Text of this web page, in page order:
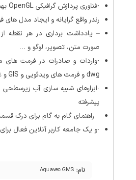
-فناوری پردازش گرافیکی OpenGL بهبود یافته است
رندر واقع گرایانه و ایجاد مدل های
– یادداشت برداری در هر نقطه از
صورت متن، تصویر، لوگو و …
dwg و فرمت های ویدئویی و GIS و غیره.
-ابزارهای شبیه سازی آب زیرسطحی
پیشرفته
– راهنمای گام به گام برای درک
-و یک جامعه کاربر آنلاین فعال
نام: Aquaveo GMS